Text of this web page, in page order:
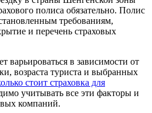
полиса обязательно. Полис
требованиям,
и перечень страховых
варьироваться в зависимости от
возраста туриста и выбранных
стоит страховка для
учитывать все эти факторы и
компаний.